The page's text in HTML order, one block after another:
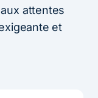
attentes
et